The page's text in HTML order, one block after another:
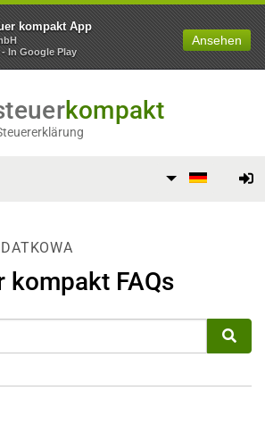
kompakt App
In Google Play
Ansehen
kompakt
kompakt FAQs